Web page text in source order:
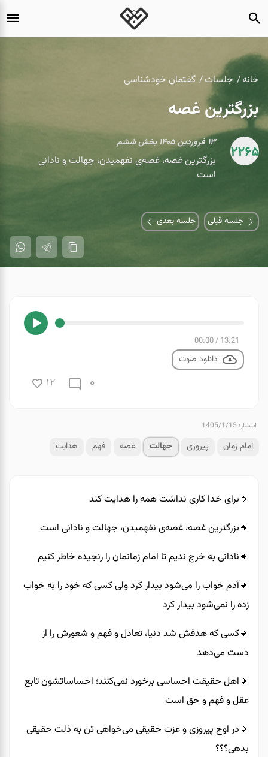
خانه جلسات گفتمان خودشناسی
بزرگترین غصه
2265
۱۳ فروردین ۱۴۰۵ بخش ششم
بزرگترین غصه، غصه‌ی نفهمیدن، جهالت و نادانی
است
جلسه قبلی جلسه بعدی
13:21
/
00:00
دانلود صوت
0
12
انتشار: 1405/1/15
امام زمان پیروزی جهالت غصه فهم هدایت
🔹️برای خدا کاری نداشت همه را هدایت کند
🔸️بزرگترین غصه، غصه‌ی نفهمیدن، جهالت و نادانی است
🔹️نادانی به خرج ندیم تا امام زمانمان را رنجیده خاطر کنیم
🔸️آدم خواب را می‌شود بیدار کرد ولی کسی که خود را به خواب
زده را نمی‌شود بیدار کرد
🔹️کسی که هدفش شد دنیا، تعادل و فهم و شعورش را از
دست می‌دهد
🔸️اهل حقیقت احساسی برخورد نمی‌کنند؛ احساساتشون تابع
عقل و فهم و حق است
🔹️در اوج پیروزی و عزت حقیقی می‌خواهی تن به ذلت حقیقی
بدهی؟؟؟